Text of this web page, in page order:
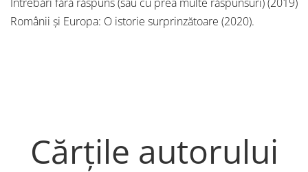
Românii şi Europa: O istorie surprinzătoare (2020).
Cărțile autorului